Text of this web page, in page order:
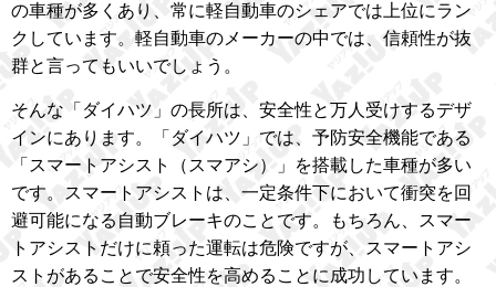
の車種が多くあり、常に軽自動車のシェアでは上位にラン
クしています。軽自動車のメーカーの中では、信頼性が抜
群と言ってもいいでしょう。
そんな「ダイハツ」の長所は、安全性と万人受けするデザ
インにあります。「ダイハツ」では、予防安全機能である
「スマートアシスト（スマアシ）」を搭載した車種が多い
です。スマートアシストは、一定条件下において衝突を回
避可能になる自動ブレーキのことです。もちろん、スマー
トアシストだけに頼った運転は危険ですが、スマートアシ
ストがあることで安全性を高めることに成功しています。